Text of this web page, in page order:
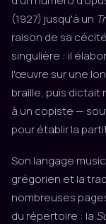
(1927) jusqu'à un
raison de sa
singulière : il
l'œuvre sur une
braille, puis dictait
à un copiste —
pour établir la
Son langage
grégorien et la
nombreuses
du répertoire : la